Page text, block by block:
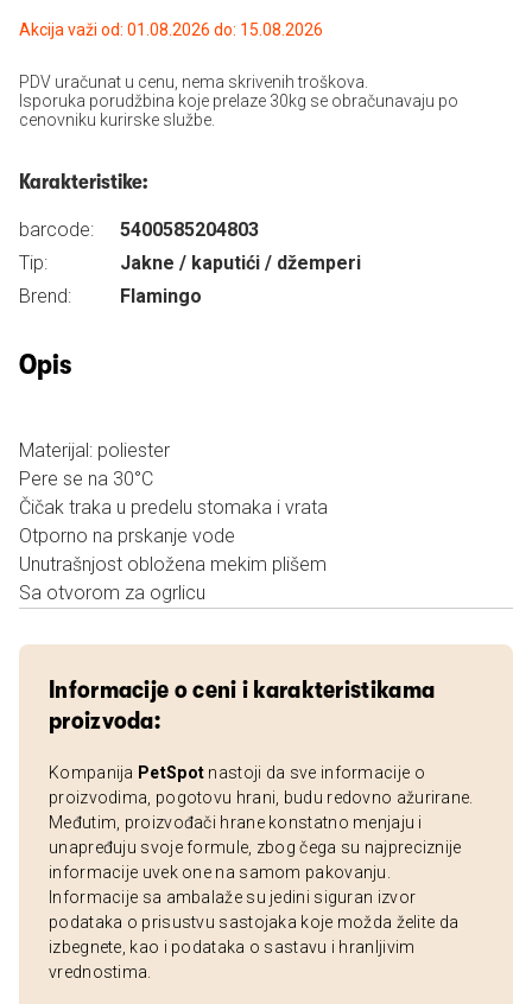
Akcija važi od: 01.08.2026 do: 15.08.2026
PDV uračunat u cenu, nema skrivenih troškova.
Isporuka porudžbina koje prelaze 30kg se obračunavaju po
cenovniku kurirske službe.
Karakteristike:
barcode:
5400585204803
Tip:
Jakne / kaputići / džemperi
Brend:
Flamingo
Opis
Materijal: poliester
Pere se na 30°C
Čičak traka u predelu stomaka i vrata
Otporno na prskanje vode
Unutrašnjost obložena mekim plišem
Sa otvorom za ogrlicu
Informacije o ceni i karakteristikama
proizvoda:
Kompanija PetSpot nastoji da sve informacije o
proizvodima, pogotovu hrani, budu redovno ažurirane.
Međutim, proizvođači hrane konstatno menjaju i
unapređuju svoje formule, zbog čega su najpreciznije
informacije uvek one na samom pakovanju.
Informacije sa ambalaže su jedini siguran izvor
podataka o prisustvu sastojaka koje možda želite da
izbegnete, kao i podataka o sastavu i hranljivim
vrednostima.